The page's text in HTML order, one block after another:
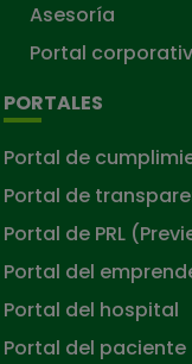
Asesoría
Portal
PORTALES
Portal de
Portal de
Portal de PRL
Portal del
Portal del hospital
Portal del paciente